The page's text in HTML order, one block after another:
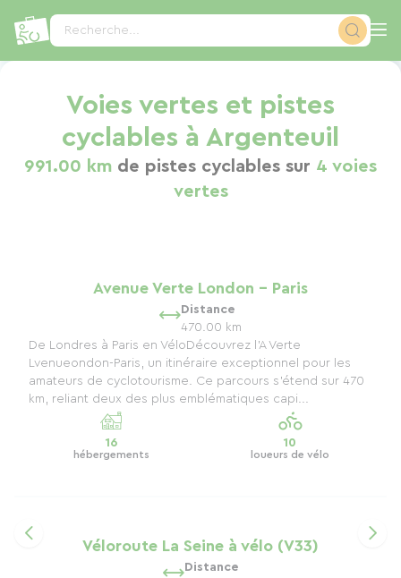
Recherche...
Voies vertes et pistes
cyclables à Argenteuil
991.00 km de pistes cyclables sur 4 voies
vertes
Avenue Verte London - Paris
Distance
470.00 km
De Londres à Paris en VéloDécouvrez l'A Verte
Lvenueondon-Paris, un itinéraire exceptionnel pour les
amateurs de cyclotourisme. Ce parcours s’étend sur 470
km, reliant deux des plus emblématiques capi...
16
hébergements
10
loueurs de vélo
Véloroute La Seine à vélo (V33)
Distance
Panneau de gestion des cookies